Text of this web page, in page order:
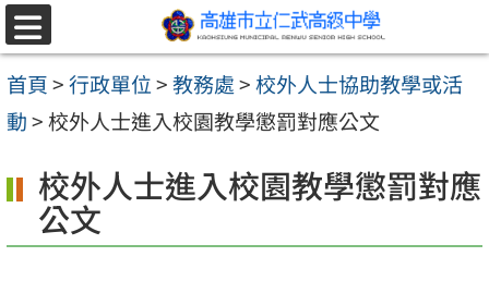
跳至主要內容區
選
單
首頁>行政單位>教務處>校外人士協助教學或活
動>校外人士進入校園教學懲罰對應公文
校外人士進入校園教學懲罰對應
公文